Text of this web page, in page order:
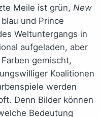
Meile ist grün, New
und Prince
Weltuntergangs in
aufgeladen, aber
gemischt,
Koalitionen
werden
Denn Bilder können
Bedeutung